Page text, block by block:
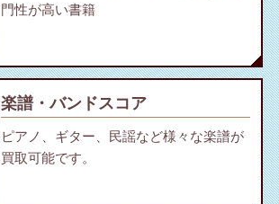
門性が高い書籍
楽譜・バンドスコア
ピアノ、ギター、民謡など様々な楽譜が
買取可能です。